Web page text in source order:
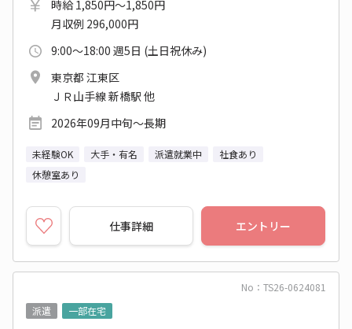
時給 1,850円～1,850円
月収例 296,000円
9:00～18:00 週5日 (土日祝休み)
東京都 江東区
ＪＲ山手線 新橋駅 他
2026年09月中旬～長期
未経験OK 大手・有名 派遣就業中
社食あり
休憩室あり
仕事詳細 エントリー
No：TS26-0624081
派遣
一部在宅